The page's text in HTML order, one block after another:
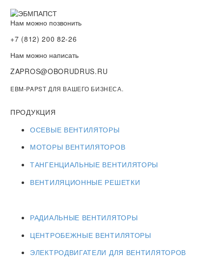
Нам можно позвонить
+7 (812) 200 82-26
Нам можно написать
ZAPROS@OBORUDRUS.RU
EBM-PAPST ДЛЯ ВАШЕГО БИЗНЕСА.
ПРОДУКЦИЯ
ОСЕВЫЕ ВЕНТИЛЯТОРЫ
МОТОРЫ ВЕНТИЛЯТОРОВ
ТАНГЕНЦИАЛЬНЫЕ ВЕНТИЛЯТОРЫ
ВЕНТИЛЯЦИОННЫЕ РЕШЕТКИ
РАДИАЛЬНЫЕ ВЕНТИЛЯТОРЫ
ЦЕНТРОБЕЖНЫЕ ВЕНТИЛЯТОРЫ
ЭЛЕКТРОДВИГАТЕЛИ ДЛЯ ВЕНТИЛЯТОРОВ